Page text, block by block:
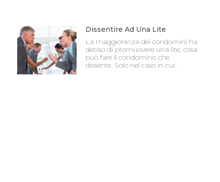
Dissentire Ad Una Lite
La maggioranza dei condomini ha
deciso di promuovere una lite, cosa
può fare il condomino che
dissente. Solo nel caso in cui..